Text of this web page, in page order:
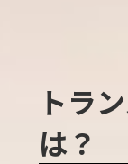
トラ
は？